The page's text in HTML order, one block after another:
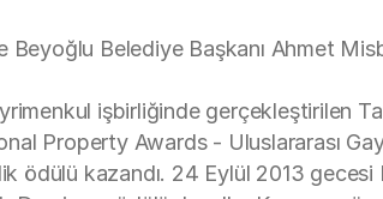
Beyoğlu Belediye Başkanı Ahmet
işbirliğinde gerçekleştirilen
Property Awards - Uluslararası
ödülü kazandı. 24 Eylül 2013